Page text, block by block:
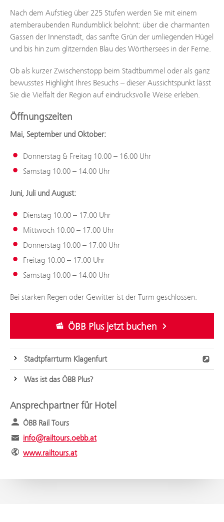
Nach dem Aufstieg über 225 Stufen werden Sie mit einem
atemberaubenden Rundumblick belohnt: über die charmanten
Gassen der Innenstadt, das sanfte Grün der umliegenden Hügel
und bis hin zum glitzernden Blau des Wörthersees in der Ferne.
Ob als kurzer Zwischenstopp beim Stadtbummel oder als ganz
bewusstes Highlight Ihres Besuchs – dieser Aussichtspunkt lässt
Sie die Vielfalt der Region auf eindrucksvolle Weise erleben.
Öffnungszeiten
Mai, September und Oktober:
Donnerstag & Freitag 10.00 – 16.00 Uhr
Samstag 10.00 – 14.00 Uhr
Juni, Juli und August:
Dienstag 10.00 – 17.00 Uhr
Mittwoch 10.00 – 17.00 Uhr
Donnerstag 10.00 – 17.00 Uhr
Freitag 10.00 – 17.00 Uhr
Samstag 10.00 – 14.00 Uhr
Bei starken Regen oder Gewitter ist der Turm geschlossen.
ÖBB Plus jetzt buchen
Stadtpfarrturm Klagenfurt
Was ist das ÖBB Plus?
Ansprechpartner für Hotel
ÖBB Rail Tours
info@railtours.oebb.at
www.railtours.at